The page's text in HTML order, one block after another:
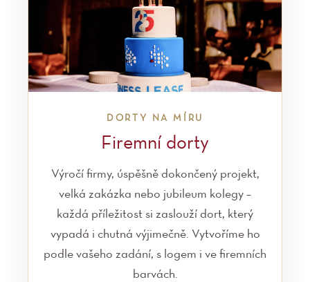
DORTY NA MÍRU
Firemní dorty
Výročí firmy, úspěšně dokončený projekt,
velká zakázka nebo jubileum kolegy –
každá příležitost si zaslouží dort, který
vypadá i chutná výjimečně. Vytvoříme ho
podle vašeho zadání, s logem i ve firemních
barvách.